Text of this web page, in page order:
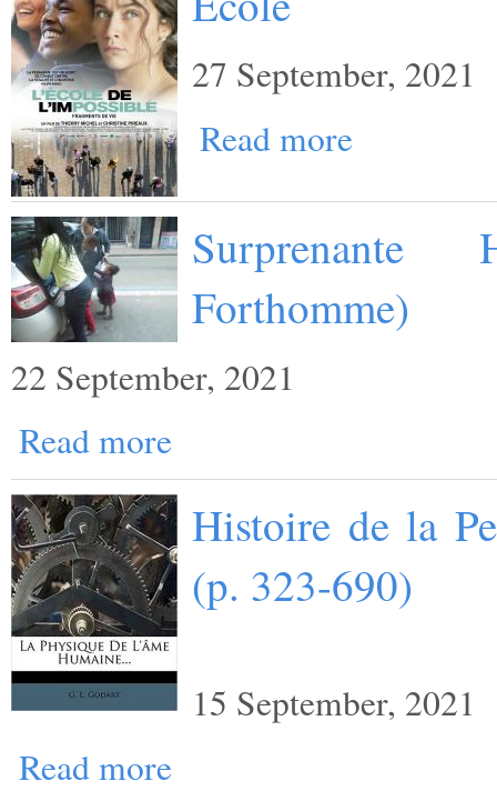
27 September, 2021
Read more
Surprenante
Forthomme)
22 September, 2021
Read more
Histoire de la
(p. 323-690)
15 September, 2021
Read more